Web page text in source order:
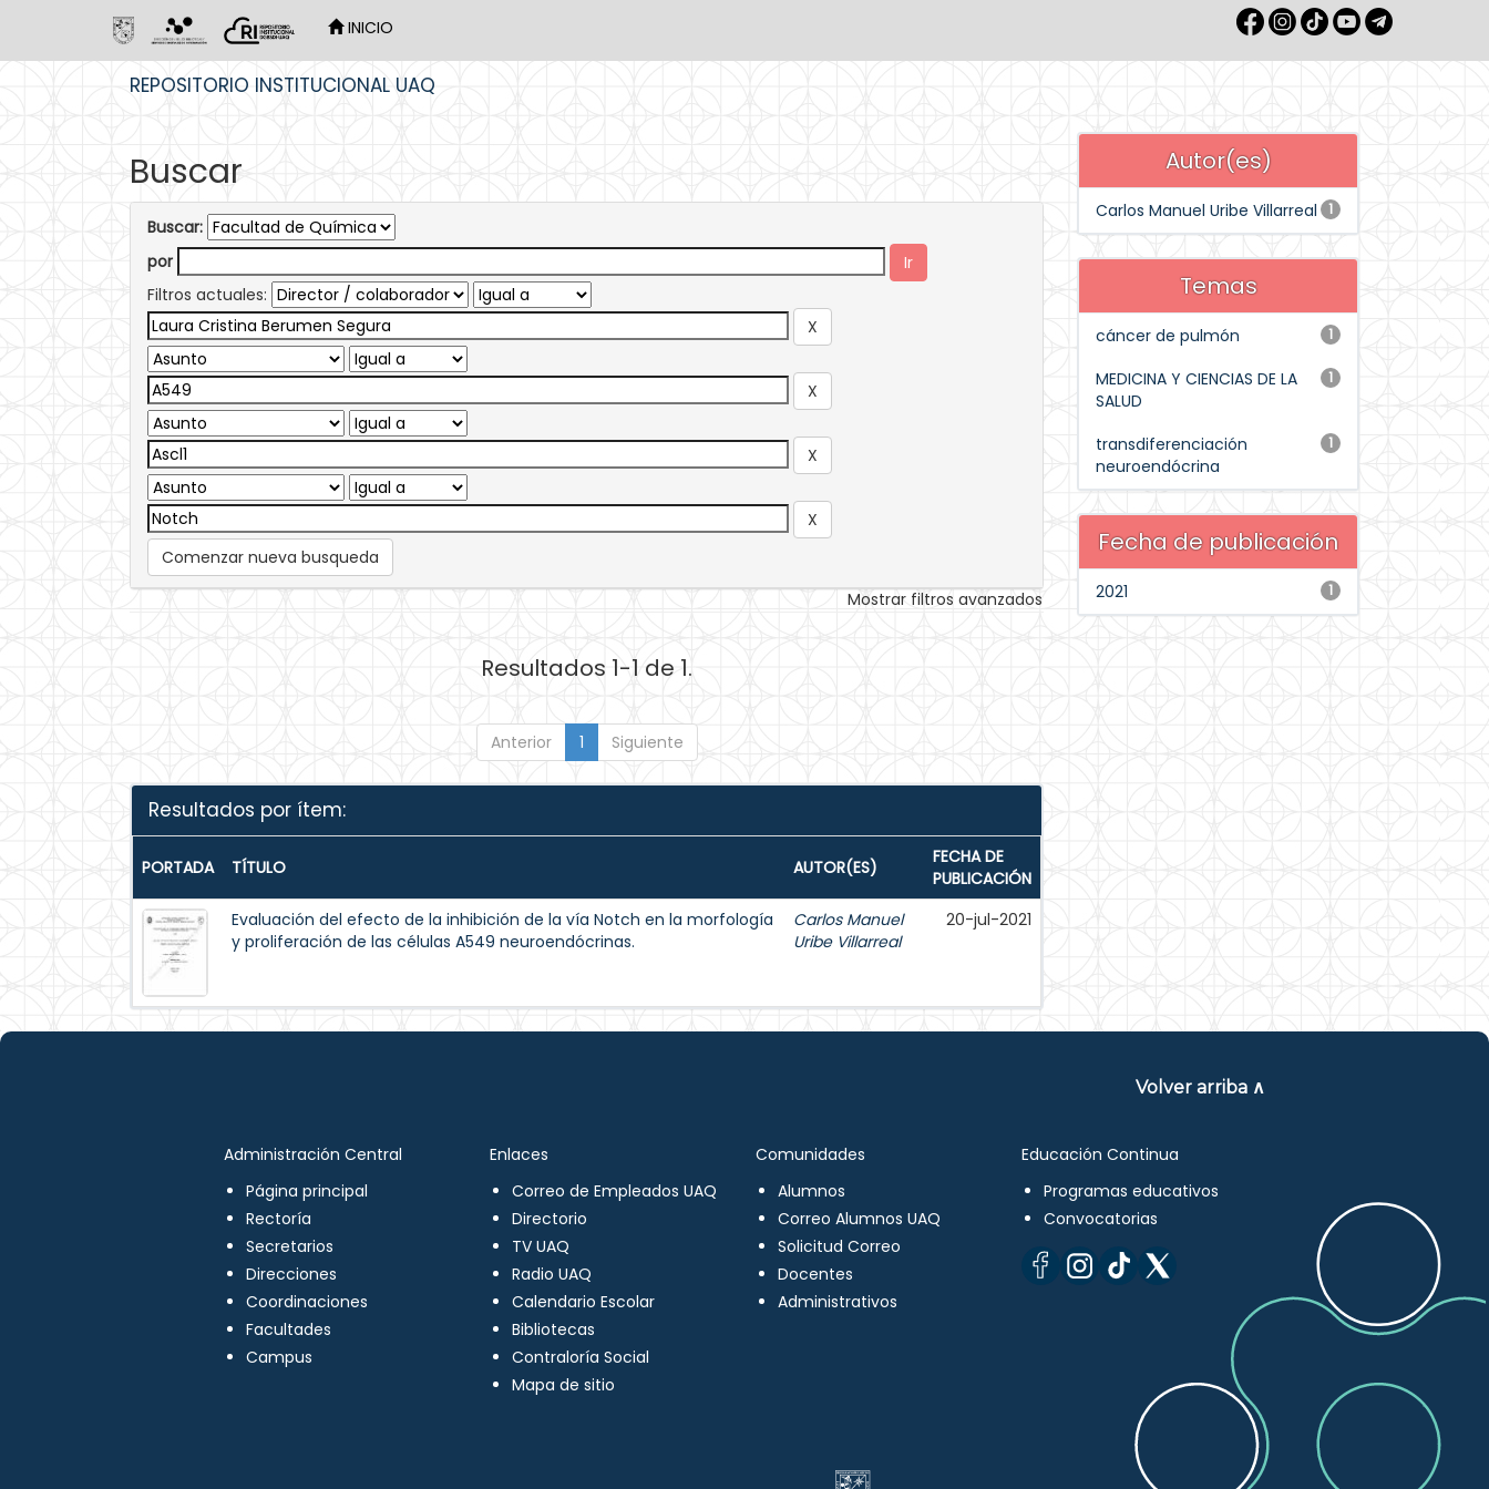
INICIO
REPOSITORIO INSTITUCIONAL UAQ
Buscar
Buscar:
por
Filtros actuales:
Comenzar nueva busqueda
Mostrar filtros avanzados
Resultados 1-1 de 1.
Anterior 1 Siguiente
Resultados por ítem:
PORTADA TÍTULO AUTOR(ES)
FECHA DE
PUBLICACIÓN
Evaluación del efecto de la inhibición de la vía Notch en la morfología
y proliferación de las células A549 neuroendócrinas.
Carlos Manuel
Uribe Villarreal
20-jul-2021
Autor(es)
1
Carlos Manuel Uribe Villarreal
Temas
1
cáncer de pulmón
1
MEDICINA Y CIENCIAS DE LA
SALUD
1
transdiferenciación
neuroendócrina
Fecha de publicación
1
2021
Volver arriba ∧
Administración Central
Página principal
Rectoría
Secretarios
Direcciones
Coordinaciones
Facultades
Campus
Enlaces
Correo de Empleados UAQ
Directorio
TV UAQ
Radio UAQ
Calendario Escolar
Bibliotecas
Contraloría Social
Mapa de sitio
Comunidades
Alumnos
Correo Alumnos UAQ
Solicitud Correo
Docentes
Administrativos
Educación Continua
Programas educativos
Convocatorias